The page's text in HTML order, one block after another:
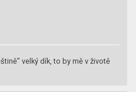
velký dík, to by mě v životě